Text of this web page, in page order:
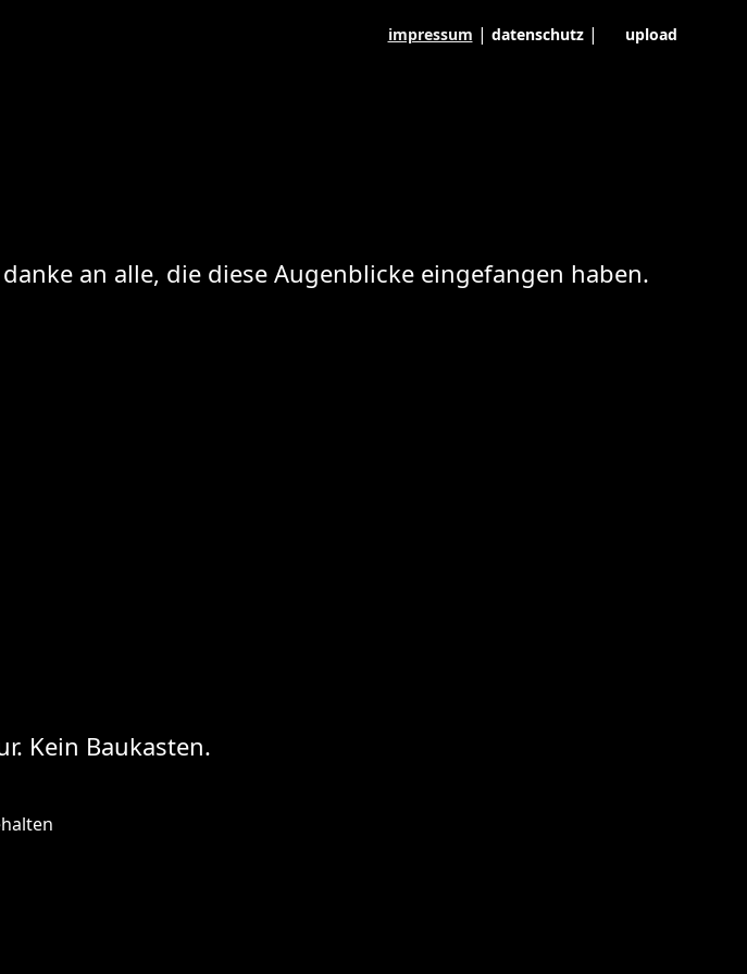
an alle, die diese Augenblicke eingefangen haben.
Kein Baukasten.
impressum | datenschutz| upload